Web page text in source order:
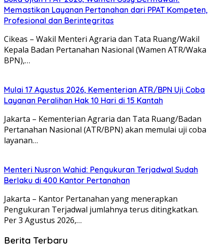
Memastikan Layanan Pertanahan dari PPAT Kompeten,
Profesional dan Berintegritas
Cikeas – Wakil Menteri Agraria dan Tata Ruang/Wakil
Kepala Badan Pertanahan Nasional (Wamen ATR/Waka
BPN),…
Mulai 17 Agustus 2026, Kementerian ATR/BPN Uji Coba
Layanan Peralihan Hak 10 Hari di 15 Kantah
Jakarta – Kementerian Agraria dan Tata Ruang/Badan
Pertanahan Nasional (ATR/BPN) akan memulai uji coba
layanan…
Menteri Nusron Wahid: Pengukuran Terjadwal Sudah
Berlaku di 400 Kantor Pertanahan
Jakarta – Kantor Pertanahan yang menerapkan
Pengukuran Terjadwal jumlahnya terus ditingkatkan.
Per 3 Agustus 2026,…
Berita Terbaru